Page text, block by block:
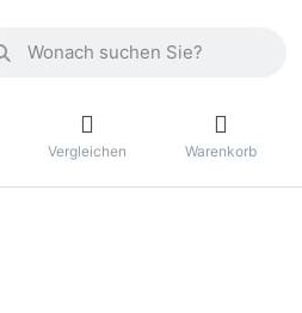
Vergleichen Warenkorb